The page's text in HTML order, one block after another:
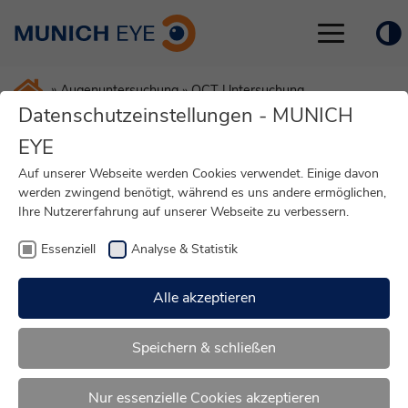
Toggle
»Augenuntersuchung»OCT Untersuchung
Optische Kohärenz-
Tomographie OCT
Datenschutzeinstellungen - MUNICH
EYE
Auf unserer Webseite werden Cookies verwendet. Einige davon
werden zwingend benötigt, während es uns andere ermöglichen,
Ihre Nutzererfahrung auf unserer Webseite zu verbessern.
Essenziell Analyse & Statistik
Alle akzeptieren
Speichern & schließen
Nur essenzielle Cookies akzeptieren